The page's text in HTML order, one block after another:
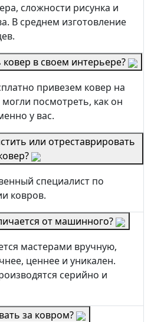
сложности рисунка и
В среднем изготовление
в своем интерьере?
привезем ковер на
посмотреть, как он
у вас.
или отреставрировать
специалист по
ковров.
от машинного?
мастерами вручную,
ценнее и уникален.
серийно и
за ковром?